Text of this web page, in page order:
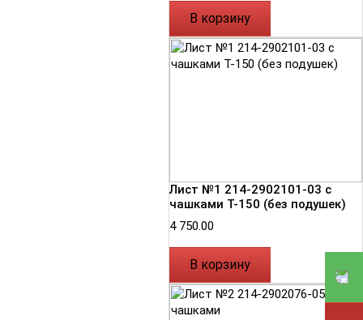
В корзину
Лист №1 214-2902101-03 с
чашками Т-150 (без подушек)
4 750.00
В корзину